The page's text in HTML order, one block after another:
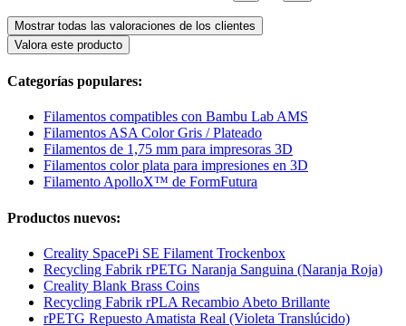
Mostrar todas las valoraciones de los clientes
Valora este producto
Categorías populares:
Filamentos compatibles con Bambu Lab AMS
Filamentos ASA Color Gris / Plateado
Filamentos de 1,75 mm para impresoras 3D
Filamentos color plata para impresiones en 3D
Filamento ApolloX™ de FormFutura
Productos nuevos:
Creality SpacePi SE Filament Trockenbox
Recycling Fabrik rPETG Naranja Sanguina (Naranja Roja)
Creality Blank Brass Coins
Recycling Fabrik rPLA Recambio Abeto Brillante
rPETG Repuesto Amatista Real (Violeta Translúcido)